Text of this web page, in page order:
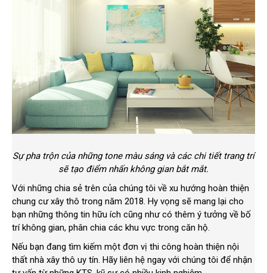
Sự pha trộn của những tone màu sáng và các chi tiết trang trí
sẽ tạo điểm nhấn không gian bắt mắt.
Với những chia sẻ trên của chúng tôi về xu hướng hoàn thiện
chung cư xây thô trong năm 2018. Hy vọng sẽ mang lại cho
bạn những thông tin hữu ích cũng như có thêm ý tưởng về bố
trí không gian, phân chia các khu vực trong căn hộ.
Nếu bạn đang tìm kiếm một đơn vị thi công hoàn thiện nội
thất nhà xây thô uy tín. Hãy liên hệ ngay với chúng tôi để nhận